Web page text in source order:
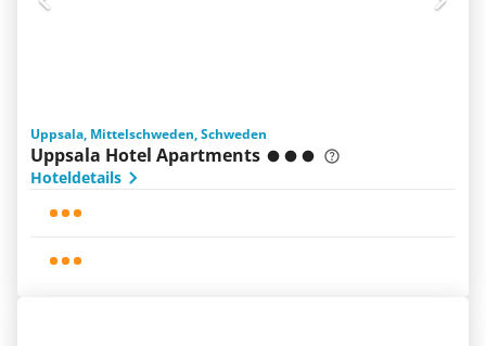
Uppsala, Mittelschweden, Schweden
Uppsala Hotel Apartments
Hoteldetails